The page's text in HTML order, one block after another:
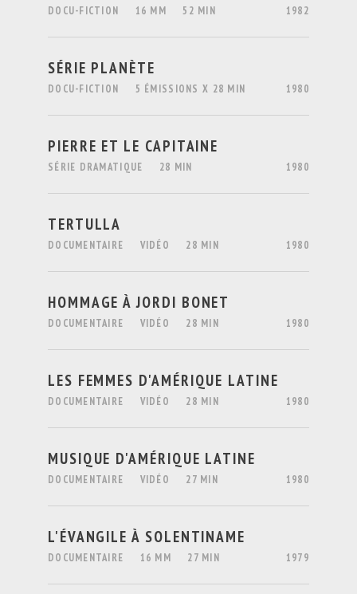
DOCU-FICTION 16 MM 52 MIN 1982
SÉRIE PLANÈTE
DOCU-FICTION 5 ÉMISSIONS X 28 MIN 1980
PIERRE ET LE CAPITAINE
SÉRIE DRAMATIQUE 28 MIN 1980
TERTULLA
DOCUMENTAIRE VIDÉO 28 MIN 1980
HOMMAGE À JORDI BONET
DOCUMENTAIRE VIDÉO 28 MIN 1980
LES FEMMES D'AMÉRIQUE LATINE
DOCUMENTAIRE VIDÉO 28 MIN 1980
MUSIQUE D'AMÉRIQUE LATINE
DOCUMENTAIRE VIDÉO 27 MIN 1980
L'ÉVANGILE À SOLENTINAME
DOCUMENTAIRE 16 MM 27 MIN 1979